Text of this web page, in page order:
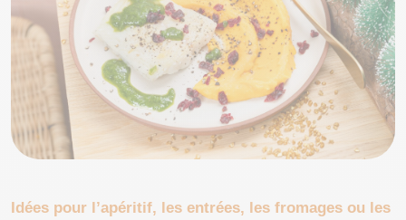
Idées pour l’apéritif, les entrées, les fromages ou les